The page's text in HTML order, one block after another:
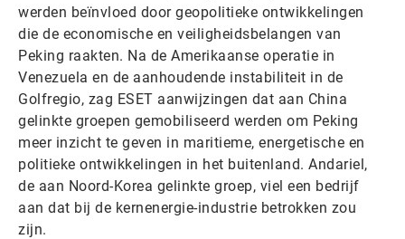
werden beïnvloed door geopolitieke ontwikkelingen
die de economische en veiligheidsbelangen van
Peking raakten. Na de Amerikaanse operatie in
Venezuela en de aanhoudende instabiliteit in de
Golfregio, zag ESET aanwijzingen dat aan China
gelinkte groepen gemobiliseerd werden om Peking
meer inzicht te geven in maritieme, energetische en
politieke ontwikkelingen in het buitenland. Andariel,
de aan Noord-Korea gelinkte groep, viel een bedrijf
aan dat bij de kernenergie-industrie betrokken zou
zijn.